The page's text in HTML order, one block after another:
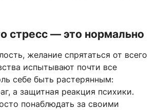
стресс — это нормально
желание спрятаться от всего
испытывают почти все
себе быть растерянным:
а защитная реакция психики.
понаблюдать за своими